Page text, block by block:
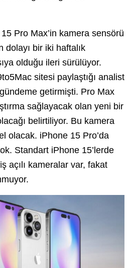
Pro Max’in kamera sensörü
dolayı bir iki haftalık
olduğu ileri sürülüyor.
sitesi paylaştığı analist
getirmişti. Pro Max
sağlayacak olan yeni bir
belirtiliyor. Bu kamera
olacak. iPhone 15 Pro’da
Standart iPhone 15’lerde
açılı kameralar var, fakat